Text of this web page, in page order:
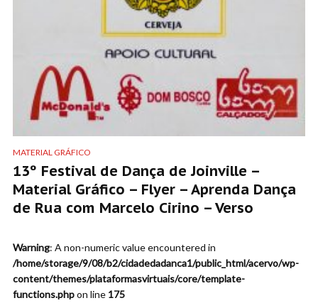
MATERIAL GRÁFICO
13º Festival de Dança de Joinville –
Material Gráfico – Flyer – Aprenda Dança
de Rua com Marcelo Cirino – Verso
Warning: A non-numeric value encountered in
/home/storage/9/08/b2/cidadedadanca1/public_html/acervo/wp-
content/themes/plataformasvirtuais/core/template-
functions.phpon line 175